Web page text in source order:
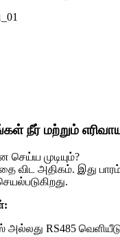
நீர் மற்றும்
முடியும்?
விட அதிகம். இது
அல்லது RS485